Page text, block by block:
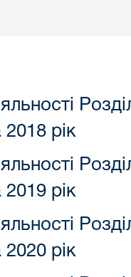
2018 рік
2019 рік
2020 рік